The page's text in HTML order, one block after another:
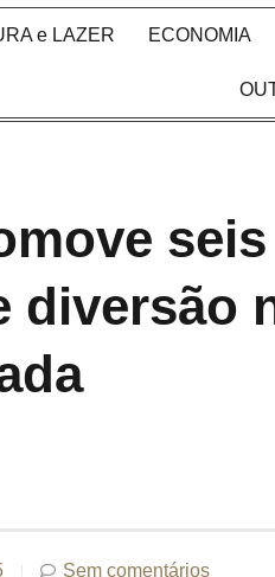
e LAZER ECONOMIA
diversão
Sem comentários